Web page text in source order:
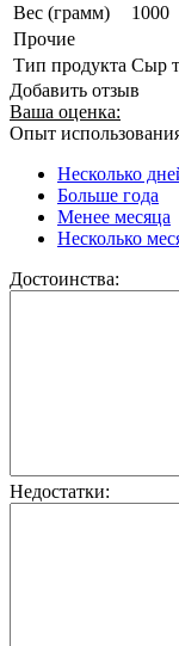
Вес (грамм)
1000
Прочие
Тип продукта Сыр
Добавить отзыв
Ваша оценка:
Опыт
Несколько
Больше года
Менее месяца
Несколько
Достоинства:
Недостатки: